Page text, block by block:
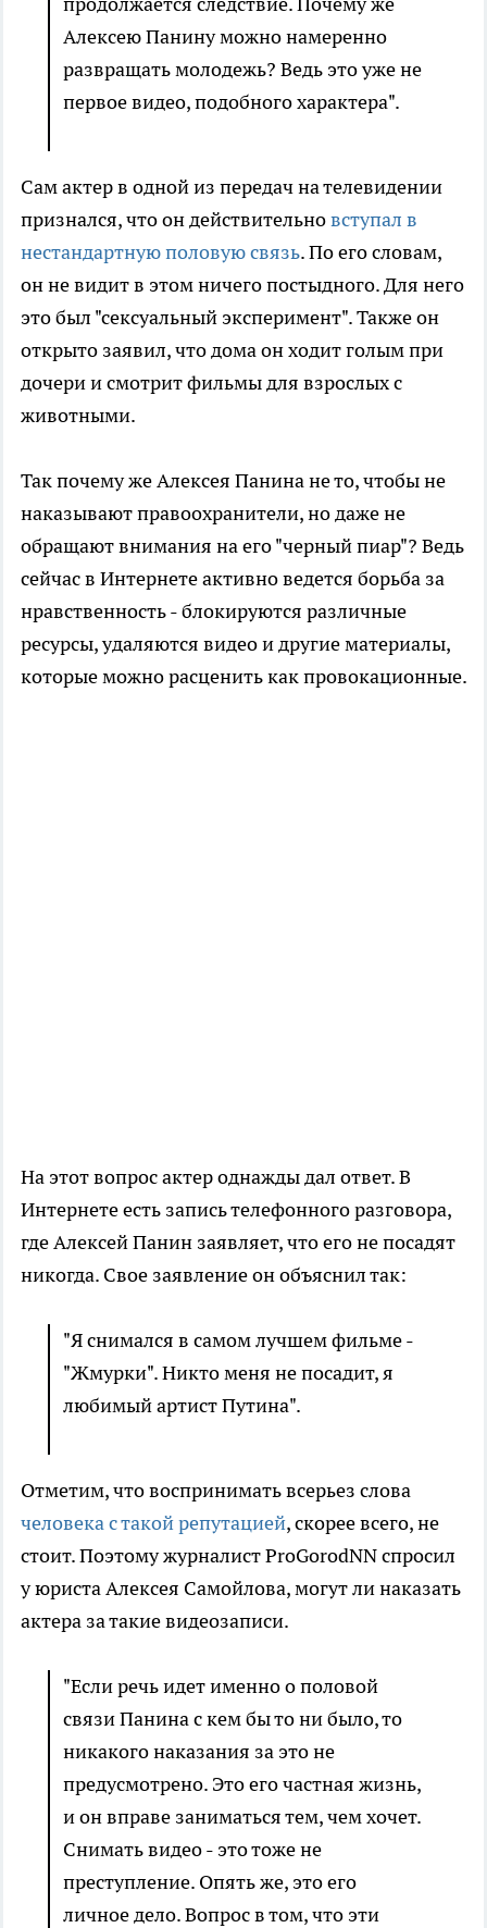
Алексею Панину можно намеренно
развращать молодежь? Ведь это уже не
первое видео, подобного характера".
Сам актер в одной из передач на телевидении
признался, что он действительновступал в
нестандартную половую связь. По его словам,
он не видит в этом ничего постыдного. Для него
это был "сексуальный эксперимент". Также он
открыто заявил, что дома он ходит голым при
дочери и смотрит фильмы для взрослых с
животными.
Так почему же Алексея Панина не то, чтобы не
наказывают правоохранители, но даже не
обращают внимания на его "черный пиар"? Ведь
сейчас в Интернете активно ведется борьба за
нравственность - блокируются различные
ресурсы, удаляются видео и другие материалы,
которые можно расценить как провокационные.
На этот вопрос актер однажды дал ответ. В
Интернете есть запись телефонного разговора,
где Алексей Панин заявляет, что его не посадят
никогда. Свое заявление он объяснил так:
"Я снимался в самом лучшем фильме -
"Жмурки". Никто меня не посадит, я
любимый артист Путина".
Отметим, что воспринимать всерьез слова
человека с такой репутацией, скорее всего, не
стоит. Поэтому журналист ProGorodNN спросил
у юриста Алексея Самойлова, могут ли наказать
актера за такие видеозаписи.
"Если речь идет именно о половой
связи Панина с кем бы то ни было, то
никакого наказания за это не
предусмотрено. Это его частная жизнь,
и он вправе заниматься тем, чем хочет.
Снимать видео - это тоже не
преступление. Опять же, это его
личное дело. Вопрос в том, что эти